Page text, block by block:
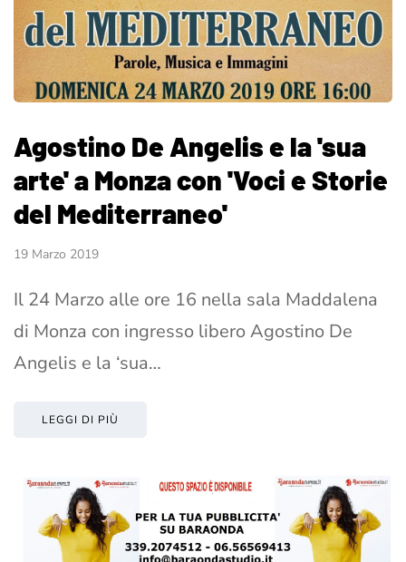
Agostino De Angelis e la 'sua
arte' a Monza con 'Voci e Storie
del Mediterraneo'
19 Marzo 2019
Il 24 Marzo alle ore 16 nella sala Maddalena
di Monza con ingresso libero Agostino De
Angelis e la ‘sua…
LEGGI DI PIÙ